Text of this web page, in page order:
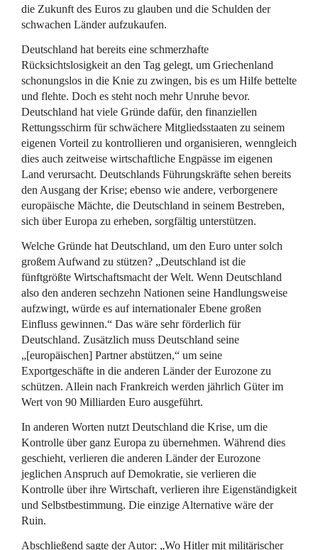
die Zukunft des Euros zu glauben und die Schulden der
schwachen Länder aufzukaufen.
Deutschland hat bereits eine schmerzhafte
Rücksichtslosigkeit an den Tag gelegt, um Griechenland
schonungslos in die Knie zu zwingen, bis es um Hilfe bettelte
und flehte. Doch es steht noch mehr Unruhe bevor.
Deutschland hat viele Gründe dafür, den finanziellen
Rettungsschirm für schwächere Mitgliedsstaaten zu seinem
eigenen Vorteil zu kontrollieren und organisieren, wenngleich
dies auch zeitweise wirtschaftliche Engpässe im eigenen
Land verursacht. Deutschlands Führungskräfte sehen bereits
den Ausgang der Krise; ebenso wie andere, verborgenere
europäische Mächte, die Deutschland in seinem Bestreben,
sich über Europa zu erheben, sorgfältig unterstützen.
Welche Gründe hat Deutschland, um den Euro unter solch
großem Aufwand zu stützen? „Deutschland ist die
fünftgrößte Wirtschaftsmacht der Welt. Wenn Deutschland
also den anderen sechzehn Nationen seine Handlungsweise
aufzwingt, würde es auf internationaler Ebene großen
Einfluss gewinnen.“ Das wäre sehr förderlich für
Deutschland. Zusätzlich muss Deutschland seine
„[europäischen] Partner abstützen,“ um seine
Exportgeschäfte in die anderen Länder der Eurozone zu
schützen. Allein nach Frankreich werden jährlich Güter im
Wert von 90 Milliarden Euro ausgeführt.
In anderen Worten nutzt Deutschland die Krise, um die
Kontrolle über ganz Europa zu übernehmen. Während dies
geschieht, verlieren die anderen Länder der Eurozone
jeglichen Anspruch auf Demokratie, sie verlieren die
Kontrolle über ihre Wirtschaft, verlieren ihre Eigenständigkeit
und Selbstbestimmung. Die einzige Alternative wäre der
Ruin.
Abschließend sagte der Autor: „Wo Hitler mit militärischer